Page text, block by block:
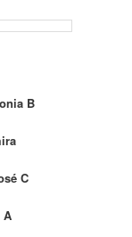
B
C
A